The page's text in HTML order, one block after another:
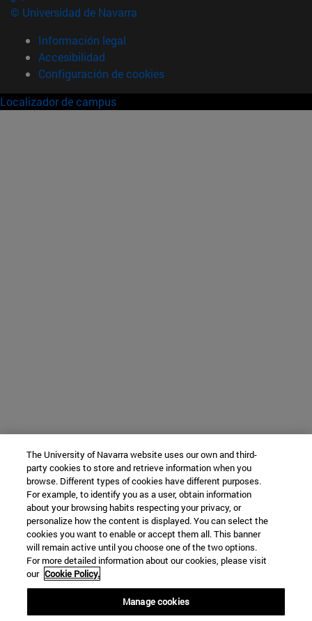
© Universidad de Navarra
Información legal
Accesibilidad
Configuración de cookies
Localizador de campus
The University of Navarra website uses our own and third-
party cookies to store and retrieve information when you
browse. Different types of cookies have different purposes.
For example, to identify you as a user, obtain information
about your browsing habits respecting your privacy, or
personalize how the content is displayed. You can select the
cookies you want to enable or accept them all. This banner
will remain active until you choose one of the two options.
For more detailed information about our cookies, please visit
our Cookie Policy.
Manage cookies